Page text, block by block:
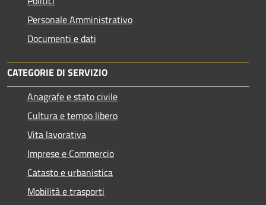
Personale Amministrativo
Documenti e dati
CATEGORIE DI SERVIZIO
Anagrafe e stato civile
Cultura e tempo libero
Vita lavorativa
Imprese e Commercio
Catasto e urbanistica
Mobilità e trasporti